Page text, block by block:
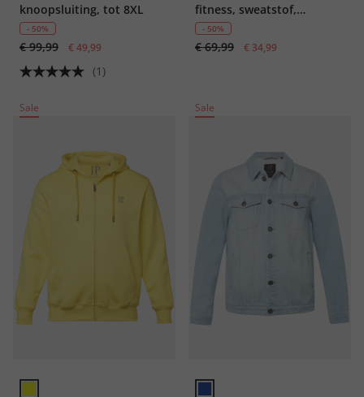
knoopsluiting, tot 8XL
- 50%
€ 99,99 € 49,99
(1)
fitness, sweatstof,
capuchon, tot 7XL
- 50%
€ 69,99 € 34,99
Sale Sale